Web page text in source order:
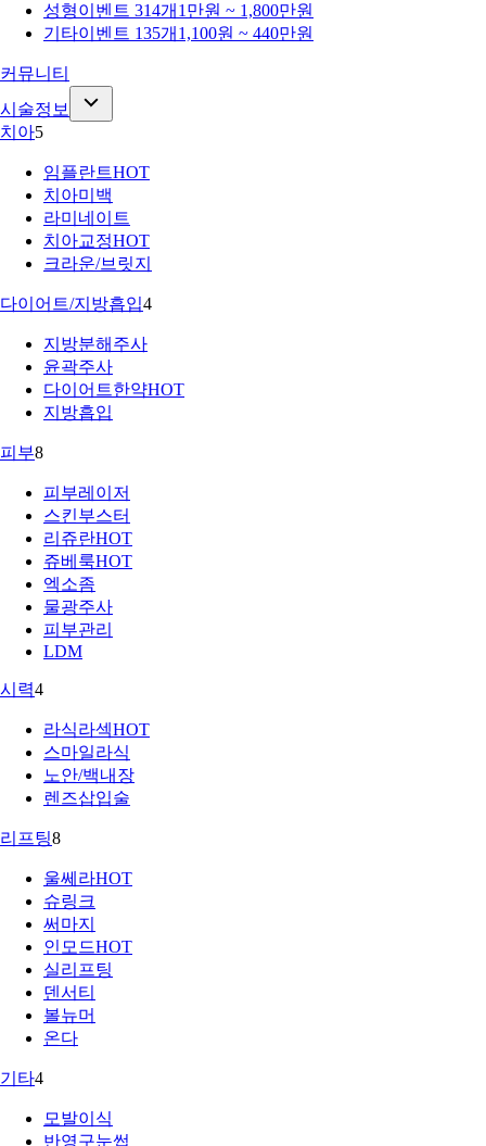
성형이벤트 314개 1만원 ~ 1,800만원
기타이벤트 135개 1,100원 ~ 440만원
커뮤니티
시술정보
치아5
임플란트HOT
치아미백
라미네이트
치아교정HOT
크라운/브릿지
다이어트/지방흡입4
지방분해주사
윤곽주사
다이어트한약HOT
지방흡입
피부8
피부레이저
스킨부스터
리쥬란HOT
쥬베룩HOT
엑소좀
물광주사
피부관리
LDM
시력4
라식라섹HOT
스마일라식
노안/백내장
렌즈삽입술
리프팅8
울쎄라HOT
슈링크
써마지
인모드HOT
실리프팅
덴서티
볼뉴머
온다
기타4
모발이식
반영구눈썹